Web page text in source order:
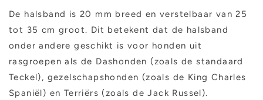
De halsband is 20 mm breed en verstelbaar van 25
tot 35 cm groot. Dit betekent dat de halsband
onder andere geschikt is voor honden uit
rasgroepen als de Dashonden (zoals de standaard
Teckel), gezelschapshonden (zoals de King Charles
Spaniël) en Terriërs (zoals de Jack Russel).